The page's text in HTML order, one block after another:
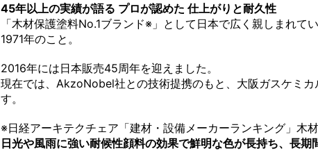
45年以上の実績が語る プロが認めた 仕上がりと耐久性
「木材保護塗料No.1ブランド※」として日本で広く親しまれ
1971年のこと。
2016年には日本販売45周年を迎えました。
現在では、AkzoNobel社との技術提携のもと、大阪ガスケミ
す。
※日経アーキテクチェア「建材・設備メーカーランキング」木
日光や風雨に強い耐候性顔料の効果で鮮明な色が長持ち、長期